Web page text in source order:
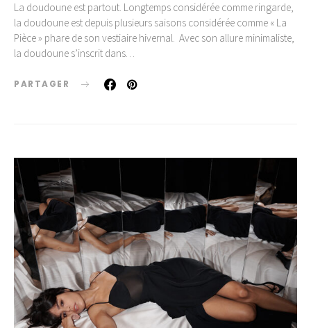
La doudoune est partout. Longtemps considérée comme ringarde,
la doudoune est depuis plusieurs saisons considérée comme « La
Pièce » phare de son vestiaire hivernal. Avec son allure minimaliste,
la doudoune s’inscrit dans…
PARTAGER